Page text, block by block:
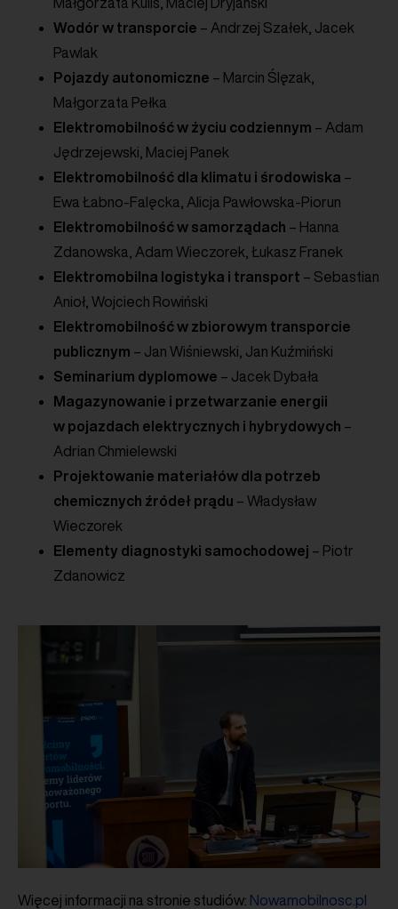
Wodór w transporcie – Andrzej Szałek, Jacek
Pawlak
Pojazdy autonomiczne – Marcin Ślęzak,
Małgorzata Pełka
Elektromobilność w życiu codziennym – Adam
Jędrzejewski, Maciej Panek
Elektromobilność dla klimatu i środowiska –
Ewa Łabno-Falęcka, Alicja Pawłowska-Piorun
Elektromobilność w samorządach – Hanna
Zdanowska, Adam Wieczorek, Łukasz Franek
Elektromobilna logistyka i transport – Sebastian
Anioł, Wojciech Rowiński
Elektromobilność w zbiorowym transporcie
publicznym – Jan Wiśniewski, Jan Kuźmiński
Seminarium dyplomowe – Jacek Dybała
Magazynowanie i przetwarzanie energii
w pojazdach elektrycznych i hybrydowych –
Adrian Chmielewski
Projektowanie materiałów dla potrzeb
chemicznych źródeł prądu – Władysław
Wieczorek
Elementy diagnostyki samochodowej – Piotr
Zdanowicz
Więcej informacji na stronie studiów: Nowamobilnosc.pl